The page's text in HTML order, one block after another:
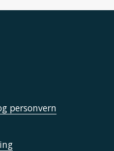
personvern